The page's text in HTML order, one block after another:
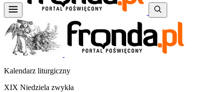
Kalendarz liturgiczny
XIX Niedziela zwykła